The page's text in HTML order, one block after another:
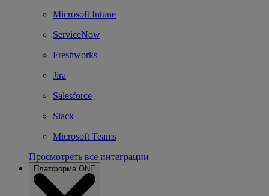
Microsoft Intune
ServiceNow
Freshworks
Jira
Salesforce
Slack
Microsoft Teams
Просмотреть все интеграции
Платформа ONE